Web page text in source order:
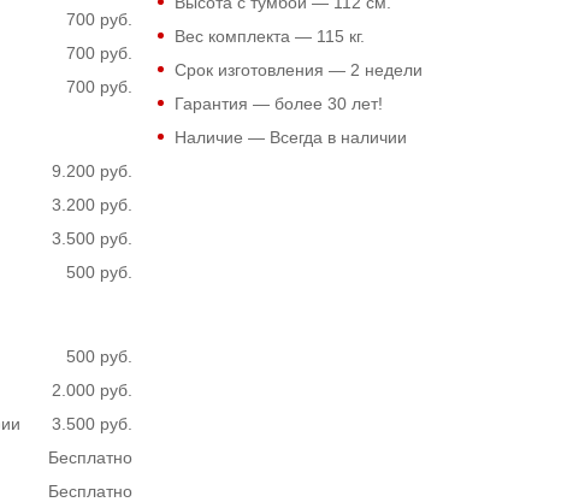
700 руб.
700 руб.
700 руб.
9.200 руб.
3.200 руб.
3.500 руб.
500 руб.
500 руб.
2.000 руб.
3.500 руб.
Бесплатно
Бесплатно
Вес комплекта — 115 кг.
Срок изготовления — 2 недели
Гарантия — более 30 лет!
Наличие — Всегда в наличии